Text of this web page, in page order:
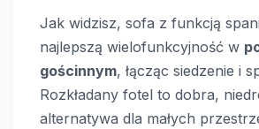
Jak widzisz, sofa z funkcją
najlepszą wielofunkcyjność w
gościnnym, łącząc siedzenie i
Rozkładany fotel to dobra,
alternatywa dla małych